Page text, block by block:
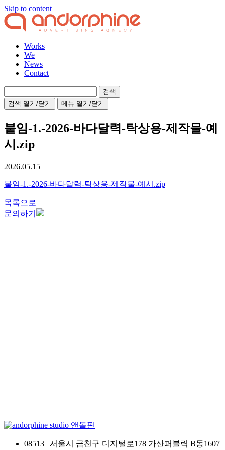
Skip to content
Works
We
News
Contact
색:검색 열기/닫기 메뉴 열기/닫기
붙임-1.-2026-바다달력-탁상용-제작물-예
시.zip
2026.05.15
붙임-1.-2026-바다달력-탁상용-제작물-예시.zip
목록으로
문의하기
앤돌핀
08513 | 서울시 금천구 디지털로178 가산퍼블릭 B동1607